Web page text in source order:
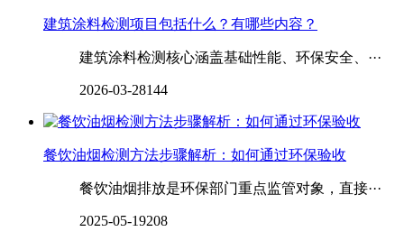
建筑涂料检测项目包括什么？有哪些内容？
建筑涂料检测核心涵盖基础性能、环保安全、···
2026-03-28144
餐饮油烟检测方法步骤解析：如何通过环保验收
餐饮油烟排放是环保部门重点监管对象，直接···
2025-05-19208